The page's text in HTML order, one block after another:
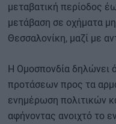
μεταβατική περίοδος
μετάβαση σε οχήματα
Θεσσαλονίκη, μαζί με
Η Ομοσπονδία δηλώνει
προτάσεων προς τα
ενημέρωση πολιτικών
αφήνοντας ανοιχτό το